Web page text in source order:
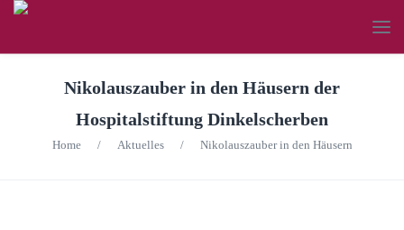
Nikolauszauber in den Häusern der
Hospitalstiftung Dinkelscherben
Home / Aktuelles / Nikolauszauber in den Häusern